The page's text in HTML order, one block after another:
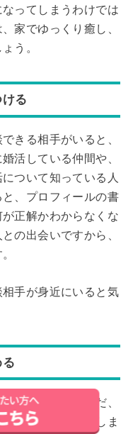
ってしまうわけでは
家でゆっくり癒し、
う。
る
きる相手がいると、
活している仲間や、
ついて知っている人
、プロフィールの書
正解かわからなくな
の出会いですから、
手が身近にいると気
になります。ただ、
がとても疲れてしま